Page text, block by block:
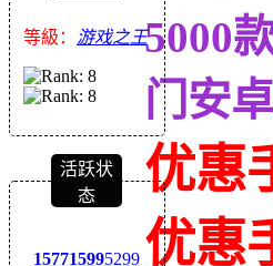
等級： 游戏之王
活跃状
态
157715995299
5000
门安卓
优惠
优惠